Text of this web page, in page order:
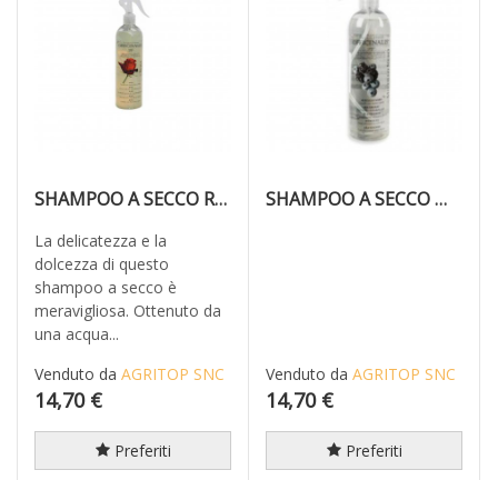
SHAMPOO A SECCO ROSA
La delicatezza e la
dolcezza di questo
shampoo a secco è
meravigliosa. Ottenuto da
una acqua...
Venduto da AGRITOP SNC
14,70 €
Preferiti
SHAMPOO A SECCO MIRTILLO
Venduto da AGRITOP SNC
14,70 €
Preferiti